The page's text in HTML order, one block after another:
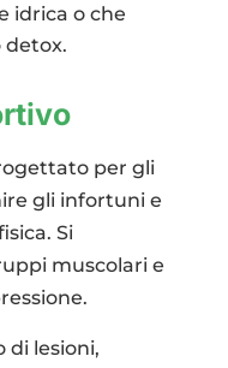
idrica o che
per gli
gli infortuni e
Si
muscolari e
di lesioni,